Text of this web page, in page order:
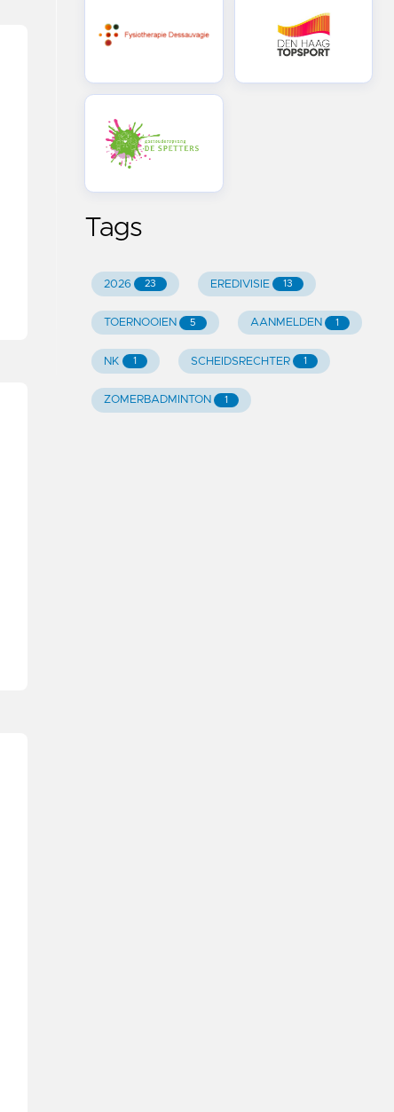
Tags
2026 23 EREDIVISIE 13
TOERNOOIEN 5 AANMELDEN 1
NK 1 SCHEIDSRECHTER 1
ZOMERBADMINTON 1